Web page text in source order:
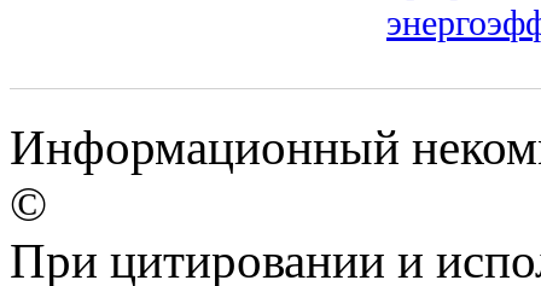
Информационный
©
При цитировании и